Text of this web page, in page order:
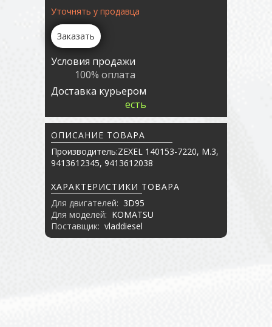
Уточнять у продавца
Заказать
Условия продажи
100% оплата
Доставка курьером
есть
ОПИСАНИЕ ТОВАРА
Производитель:ZEXEL 140153-7220, M.3,
9413612345, 9413612038
ХАРАКТЕРИСТИКИ ТОВАРА
Для двигателей: 3D95
Для моделей: KOMATSU
Поставщик: vladdiesel